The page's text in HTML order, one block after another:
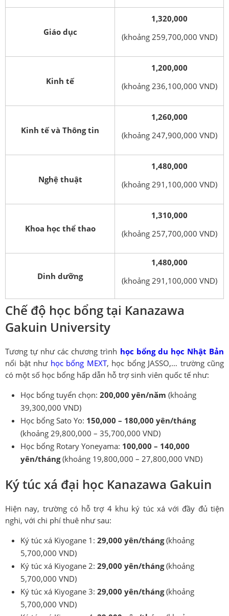
Giáo dục
1,320,000
(khoảng 259,700,000 VND)
Kinh tế
1,200,000
(khoảng 236,100,000 VND)
Kinh tế và Thông tin
1,260,000
(khoảng 247,900,000 VND)
Nghệ thuật
1,480,000
(khoảng 291,100,000 VND)
Khoa học thể thao
1,310,000
(khoảng 257,700,000 VND)
Dinh dưỡng
1,480,000
(khoảng 291,100,000 VND)
Chế độ học bổng tại Kanazawa
Gakuin University
Tương tự như các chương trình học bổng du học Nhật Bản
nổi bật như học bổng MEXT, học bổng JASSO,… trường cũng
có một số học bổng hấp dẫn hỗ trợ sinh viên quốc tế như:
Học bổng tuyển chọn: 200,000 yên/năm (khoảng
39,300,000 VND)
Học bổng Sato Yo: 150,000 – 180,000 yên/tháng
(khoảng 29,800,000 – 35,700,000 VND)
Học bổng Rotary Yoneyama: 100,000 – 140,000
yên/tháng(khoảng 19,800,000 – 27,800,000 VND)
Ký túc xá đại học Kanazawa Gakuin
Hiện nay, trường có hỗ trợ 4 khu ký túc xá với đầy đủ tiện
nghi, với chi phí thuê như sau:
Ký túc xá Kiyogane 1: 29,000 yên/tháng(khoảng
5,700,000 VND)
Ký túc xá Kiyogane 2: 29,000 yên/tháng(khoảng
5,700,000 VND)
Ký túc xá Kiyogane 3: 29,000 yên/tháng(khoảng
5,700,000 VND)